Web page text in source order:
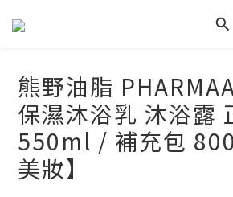
熊野油脂
保濕沐浴乳 沐浴露
550ml / 補充包
美妝】